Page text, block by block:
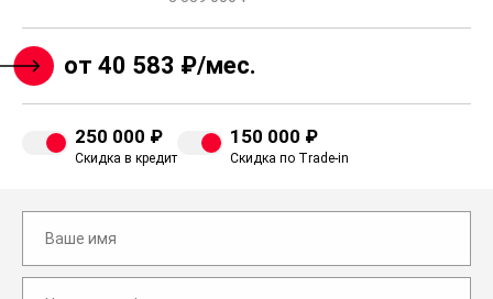
от 40 583 ₽/мес.
250 000 ₽
Скидка в кредит
150 000 ₽
Скидка по Trade-in